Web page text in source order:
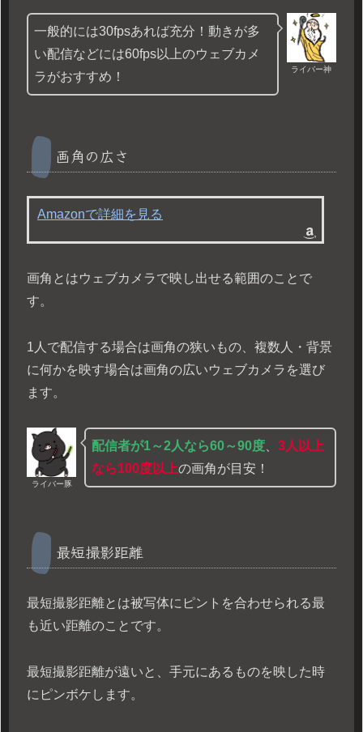
ライバー神
一般的には30fpsあれば充分！動きが多
い配信などには60fps以上のウェブカメ
ラがおすすめ！
画角の広さ
Amazonで詳細を見る
画角とはウェブカメラで映し出せる範囲のことで
す。
1人で配信する場合は画角の狭いもの、複数人・背景
に何かを映す場合は画角の広いウェブカメラを選び
ます。
ライバー豚
配信者が1～2人なら60～90度 、3人以上
なら100度以上の画角が目安！
最短撮影距離
最短撮影距離とは被写体にピントを合わせられる最
も近い距離のことです。
最短撮影距離が遠いと、手元にあるものを映した時
にピンボケします。